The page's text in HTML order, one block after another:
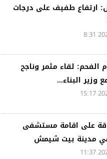
ارتفاع طفيف على درجات
الفحم: لقاء مثمر وناجح
وزير البناء...
على اقامة مستشفى
مدينة بيت شيمش